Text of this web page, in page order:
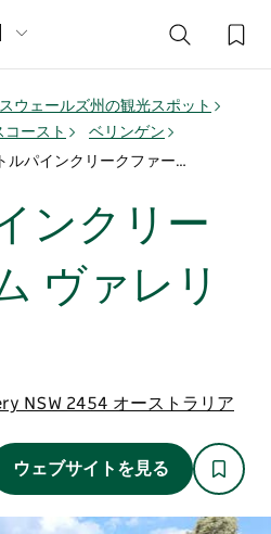
ウェールズ州の観光スポット
コースト
ベリンゲン
リトルパインクリークファーム ヴァレリー
ンクリー
ヴァレリ
NSW 2454 オーストラリア
ウェブサイトを見る